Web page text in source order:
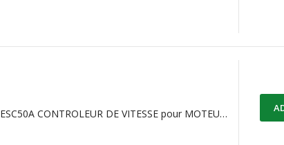
ESC50A CONTROLEUR DE VITESSE pour MOTEUR BRUSHLESS ESC FW050004 FLYCOLOR FLYDRAGON